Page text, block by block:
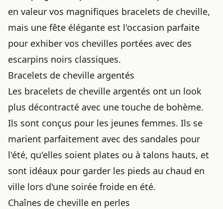
en valeur vos magnifiques bracelets de cheville,
mais une fête élégante est l'occasion parfaite
pour exhiber vos chevilles portées avec des
escarpins noirs classiques.
Bracelets de cheville argentés
Les bracelets de cheville argentés ont un look
plus décontracté avec une touche de bohème.
Ils sont conçus pour les jeunes femmes. Ils se
marient parfaitement avec des sandales pour
l'été, qu'elles soient plates ou à talons hauts, et
sont idéaux pour garder les pieds au chaud en
ville lors d'une soirée froide en été.
Chaînes de cheville en perles